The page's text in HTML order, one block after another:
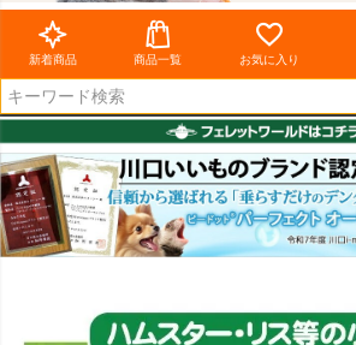
新着商品 商品一覧 お気に入り